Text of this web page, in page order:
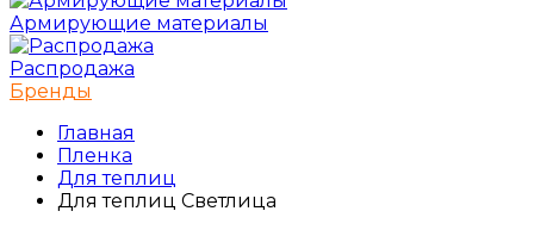
Армирующие материалы
Распродажа
Бренды
Главная
Пленка
Для теплиц
Для теплиц Светлица